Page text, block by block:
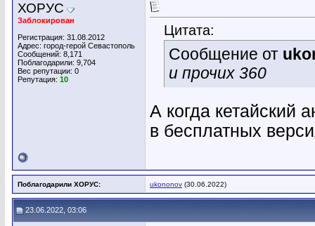
ХОРУС
Заблокирован
Регистрация: 31.08.2012
Адрес: город-герой Севастополь
Сообщений: 8,171
Поблагодарили: 9,704
Вес репутации: 0
Репутация: 10
Цитата:
Сообщение от
и прочих 360
А когда кетайский
в бесплатных
Поблагодарили ХОРУС: ukononov (30.06.2022)
23.06.2022, 03:06